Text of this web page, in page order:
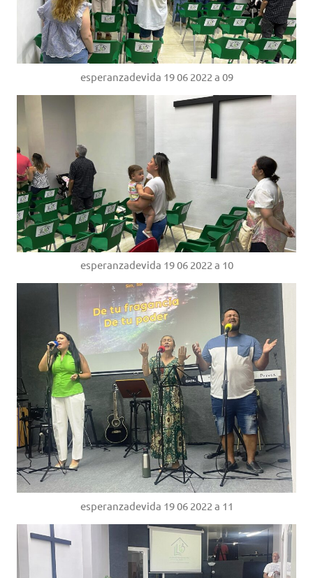
esperanzadevida 19 06 2022 a 09
esperanzadevida 19 06 2022 a 10
esperanzadevida 19 06 2022 a 11